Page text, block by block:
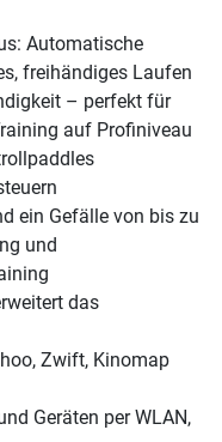
Automatische
freihändiges Laufen
– perfekt für
auf Profiniveau
ein Gefälle von bis zu
und
das
Zwift, Kinomap
Geräten per WLAN,